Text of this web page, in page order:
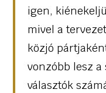
igen,
mivel a
közjó
vonzóbb lesz a
választók